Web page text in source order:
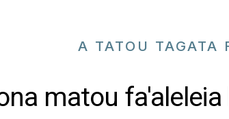
A TATOU TAGATA
matou